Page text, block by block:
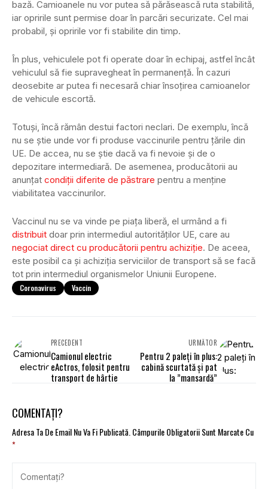
bază. Camioanele nu vor putea să părăsească ruta stabilită,
iar opririle sunt permise doar în parcări securizate. Cel mai
probabil, și opririle vor fi stabilite din timp.
În plus, vehiculele pot fi operate doar în echipaj, astfel încât
vehiculul să fie supravegheat în permanență. În cazuri
deosebite ar putea fi necesară chiar însoțirea camioanelor
de vehicule escortă.
Totuși, încă rămân destui factori neclari. De exemplu, încă
nu se știe unde vor fi produse vaccinurile pentru țările din
UE. De accea, nu se știe dacă va fi nevoie și de o
depozitare intermediară. De asemenea, producătorii au
anunțat condiții diferite de păstrare pentru a menține
viabilitatea vaccinurilor.
Vaccinul nu se va vinde pe piața liberă, el urmând a fi
distribuit doar prin intermediul autorităților UE, care au
negociat direct cu producătorii pentru achiziție. De aceea,
este posibil ca și achiziția serviciilor de transport să se facă
tot prin intermediul organismelor Uniunii Europene.
Coronavirus Vaccin
PRECEDENT
Camionul electric
eActros, folosit pentru
transport de hârtie
URMĂTOR
Pentru 2 paleți în plus:
cabină scurtată și pat
la ”mansardă”
COMENTAȚI?
Adresa Ta De Email Nu Va Fi Publicată. Câmpurile Obligatorii Sunt Marcate Cu
*